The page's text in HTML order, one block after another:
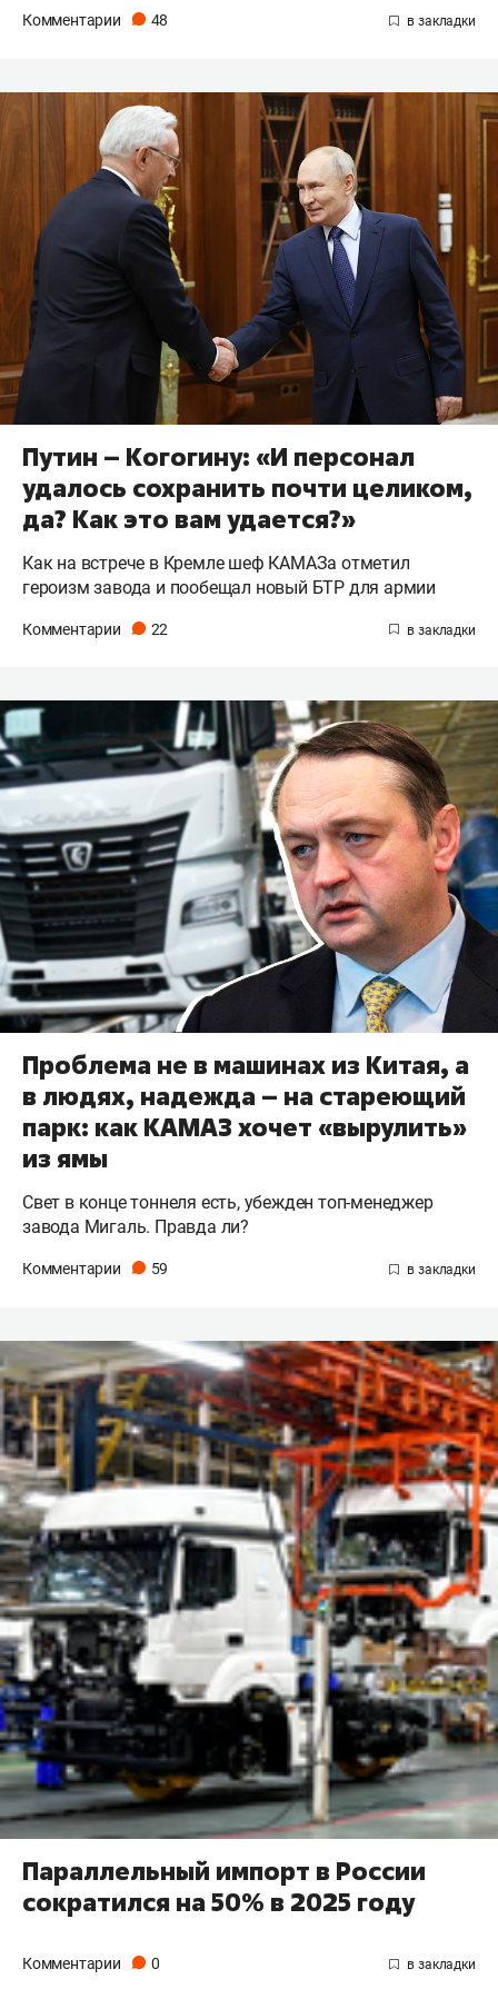
Комментарии 48
Путин – Когогину: «И персонал
удалось сохранить почти целиком,
да? Как это вам удается?»
Как на встрече в Кремле шеф КАМАЗа отметил
героизм завода и пообещал новый БТР для армии
Комментарии 22
Проблема не в машинах из Китая, а
в людях, надежда – на стареющий
парк: как КАМАЗ хочет «вырулить»
из ямы
Свет в конце тоннеля есть, убежден топ-менеджер
завода Мигаль. Правда ли?
Комментарии 59
Параллельный импорт в России
сократился на 50% в 2025 году
Комментарии 0